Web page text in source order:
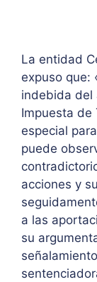
La entidad
expuso que:
indebida del
Impuesta de
especial
puede
acciones y
a las
su